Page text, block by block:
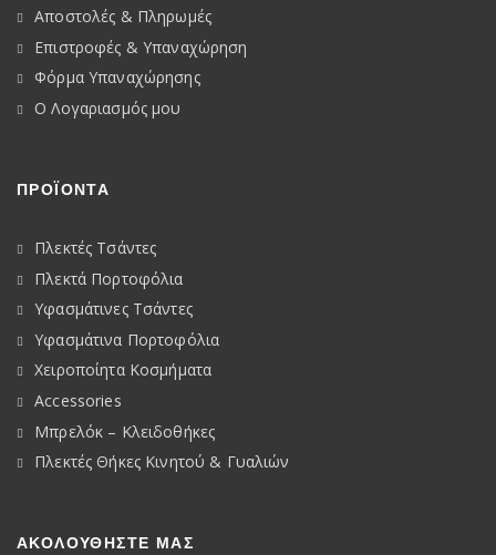
Αποστολές & Πληρωμές
Επιστροφές & Υπαναχώρηση
Φόρμα Υπαναχώρησης
Ο Λογαριασμός μου
ΠΡΟΪΟΝΤΑ
Πλεκτές Τσάντες
Πλεκτά Πορτοφόλια
Υφασμάτινες Τσάντες
Υφασμάτινα Πορτοφόλια
Χειροποίητα Κοσμήματα
Accessories
Μπρελόκ – Κλειδοθήκες
Πλεκτές Θήκες Κινητού & Γυαλιών
ΑΚΟΛΟΥΘΉΣΤΕ ΜΑΣ